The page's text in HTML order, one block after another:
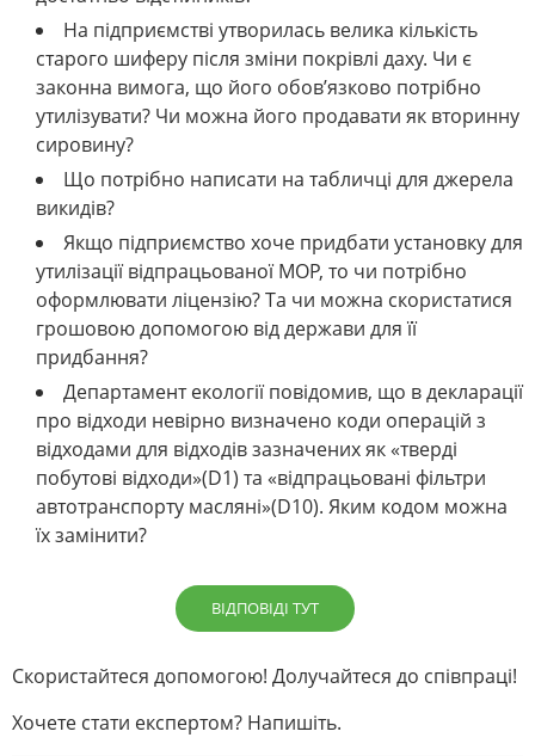
На підприємстві утворилась велика кількість
старого шиферу після зміни покрівлі даху. Чи є
законна вимога, що його обов’язково потрібно
утилізувати? Чи можна його продавати як вторинну
сировину?
Що потрібно написати на табличці для джерела
викидів?
Якщо підприємство хоче придбати установку для
утилізації відпрацьованої МОР, то чи потрібно
оформлювати ліцензію? Та чи можна скористатися
грошовою допомогою від держави для її
придбання?
Департамент екології повідомив, що в декларації
про відходи невірно визначено коди операцій з
відходами для відходів зазначених як «тверді
побутові відходи»(D1) та «відпрацьовані фільтри
автотранспорту масляні»(D10). Яким кодом можна
їх замінити?
ВІДПОВІДІ ТУТ
Скористайтеся допомогою! Долучайтеся до співпраці!
Хочете стати експертом? Напишіть.